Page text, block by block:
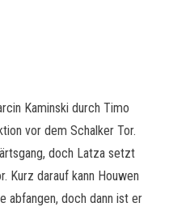
Kaminski durch Timo
vor dem Schalker Tor.
doch Latza setzt
Kurz darauf kann Houwen
abfangen, doch dann ist er